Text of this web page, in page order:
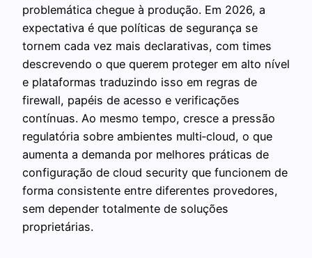
problemática chegue à produção. Em 2026, a
expectativa é que políticas de segurança se
tornem cada vez mais declarativas, com times
descrevendo o que querem proteger em alto nível
e plataformas traduzindo isso em regras de
firewall, papéis de acesso e verificações
contínuas. Ao mesmo tempo, cresce a pressão
regulatória sobre ambientes multi‑cloud, o que
aumenta a demanda por melhores práticas de
configuração de cloud security que funcionem de
forma consistente entre diferentes provedores,
sem depender totalmente de soluções
proprietárias.